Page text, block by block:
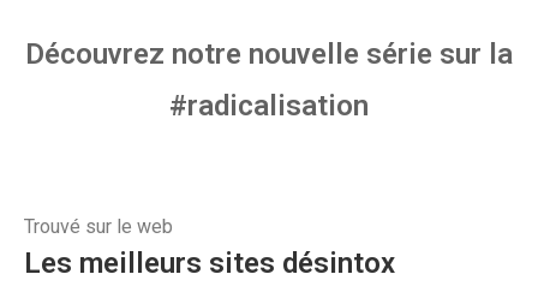
Découvrez notre nouvelle série sur la
#radicalisation
Trouvé sur le web
Les meilleurs sites désintox